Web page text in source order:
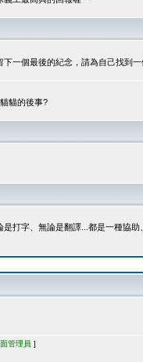
一個最後的紀念，請為自己找到
貓的後事?
打字、無論是翻譯...都是一種協助
管理員 ]